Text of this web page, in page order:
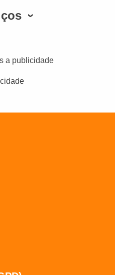
a publicidade